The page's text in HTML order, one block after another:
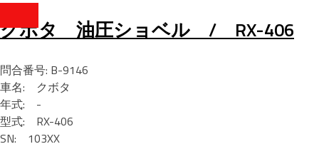
クボタ 油圧ショベル / RX-406
問合番号: B-9146
車名: クボタ
年式: -
型式: RX-406
SN: 103XX